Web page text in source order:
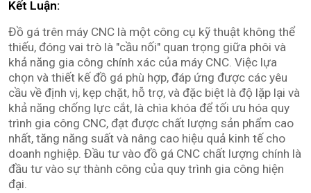
Kết Luận:
Đồ gá trên máy CNC là một công cụ kỹ thuật không thể
thiếu, đóng vai trò là "cầu nối" quan trọng giữa phôi và
khả năng gia công chính xác của máy CNC. Việc lựa
chọn và thiết kế đồ gá phù hợp, đáp ứng được các yêu
cầu về định vị, kẹp chặt, hỗ trợ, và đặc biệt là độ lặp lại và
khả năng chống lực cắt, là chìa khóa để tối ưu hóa quy
trình gia công CNC, đạt được chất lượng sản phẩm cao
nhất, tăng năng suất và nâng cao hiệu quả kinh tế cho
doanh nghiệp. Đầu tư vào đồ gá CNC chất lượng chính là
đầu tư vào sự thành công của quy trình gia công hiện
đại.